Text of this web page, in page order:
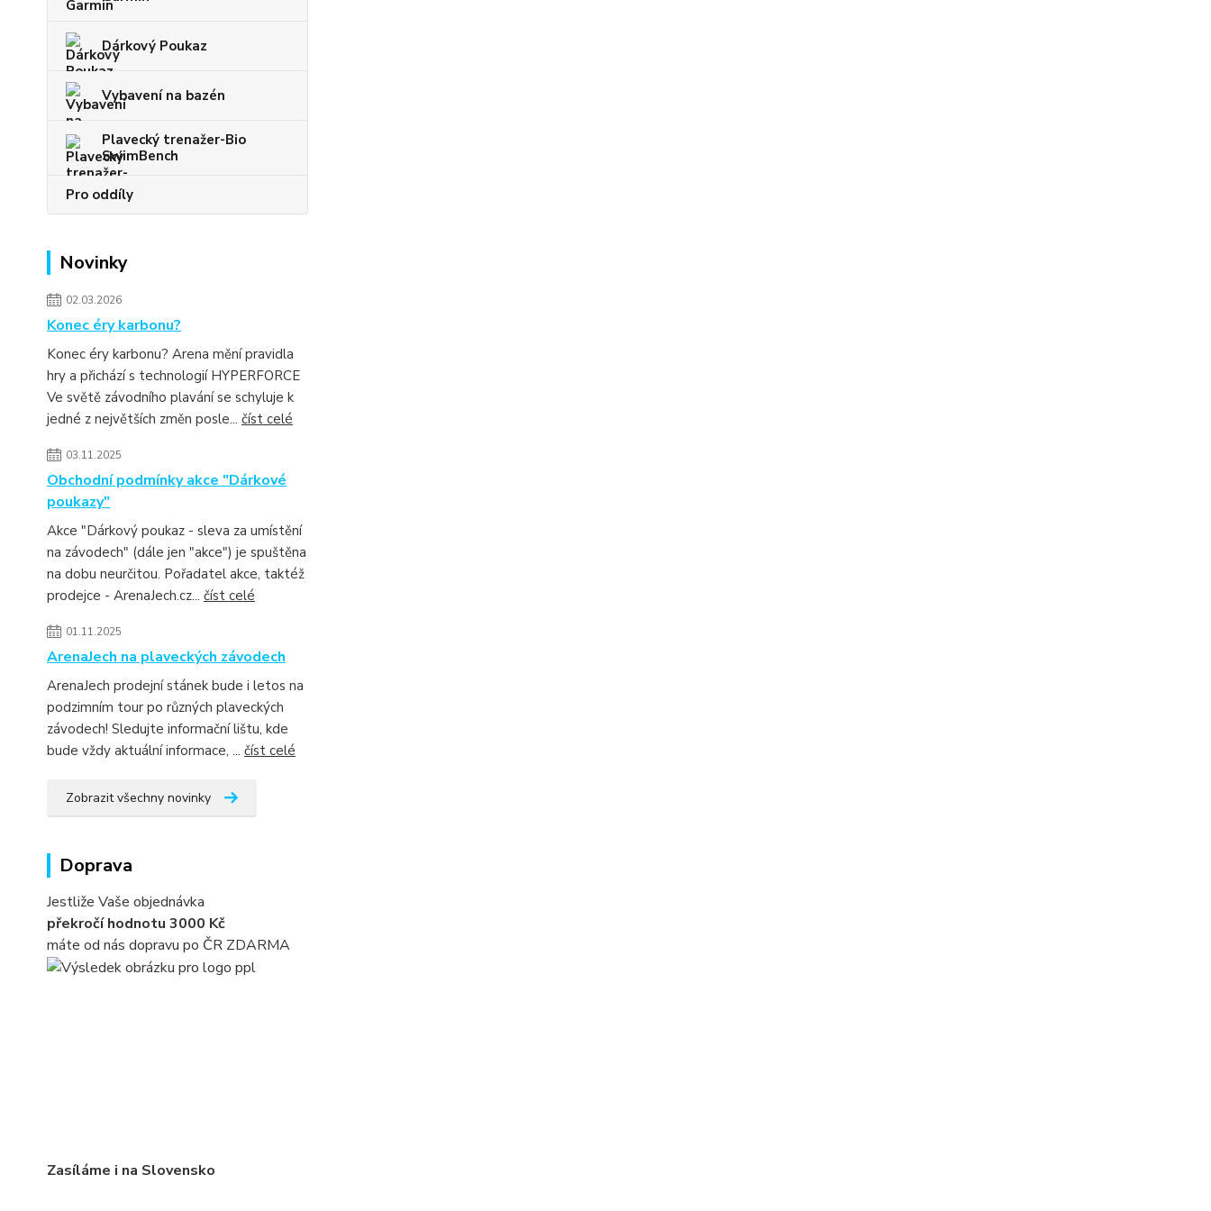
Dárkový Poukaz
Vybavení na bazén
Plavecký trenažer-Bio
SwimBench
Pro oddíly
Novinky
02.03.2026
Konec éry karbonu?
Konec éry karbonu? Arena mění pravidla
hry a přichází s technologií HYPERFORCE
Ve světě závodního plavání se schyluje k
jedné z největších změn posle... číst celé
03.11.2025
Obchodní podmínky akce "Dárkové
poukazy"
Akce "Dárkový poukaz - sleva za umístění
na závodech" (dále jen "akce") je spuštěna
na dobu neurčitou. Pořadatel akce, taktéž
prodejce - ArenaJech.cz... číst celé
01.11.2025
ArenaJech na plaveckých závodech
ArenaJech prodejní stánek bude i letos na
podzimním tour po různých plaveckých
závodech! Sledujte informační lištu, kde
bude vždy aktuální informace, ... číst celé
Zobrazit všechny novinky
Doprava
Jestliže Vaše objednávka
překročí hodnotu 3000 Kč
máte od nás dopravu po ČR ZDARMA
Zasíláme i na Slovensko